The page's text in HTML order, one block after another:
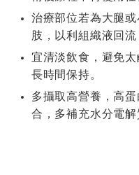
治療部位若為大腿
肢，以利組織液回流
宜清淡飲食，避免
長時間保持。
多攝取高營養，高
合，多補充水分電解